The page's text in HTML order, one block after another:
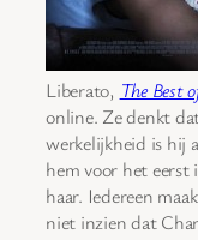
Liberato, The Best
online. Ze denkt
werkelijkheid is hij
hem voor het
haar. Iedereen
niet inzien dat